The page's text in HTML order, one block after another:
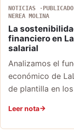
NOTICIAS
NEREA MOLINA
La
financiero en
salarial
Analizamos el
económico de
de plantilla en
Leer nota